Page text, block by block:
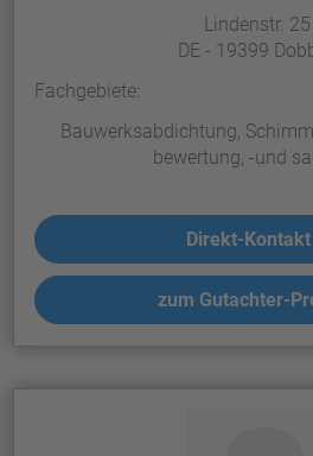
Lindenstr.
DE - 19399
Fachgebiete:
Bauwerksabdichtung,
bewertung, -und
Direkt-Kontakt
zum Gutachter-